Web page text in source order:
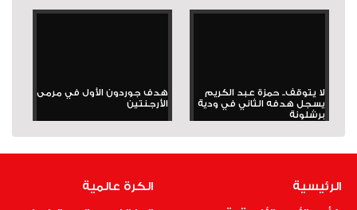
لا يتوقف.. حمزة عبد الكريم
يسجل هدفه الثاني في ودية
برشلونة
هدف جوردون الأول في مرمى
الأرجنتين
الرئيسية
الكرة عالمية